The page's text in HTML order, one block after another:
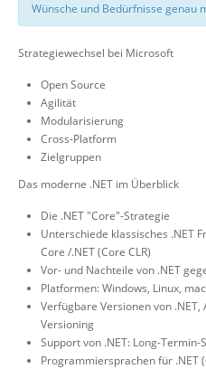
Wünsche und Bedürfnisse genau
Strategiewechsel bei Microsoft
Open Source
Agilität
Modularisierung
Cross-Platform
Zielgruppen
Das moderne .NET im Überblick
Die .NET "Core"-Strategie
Unterschiede klassisches .NET
Core /.NET (Core CLR)
Vor- und Nachteile von .NET
Platformen: Windows, Linux,
Verfügbare Versionen von
Versioning
Support von .NET: Long-
Programmiersprachen für .NET